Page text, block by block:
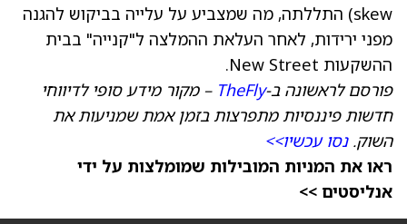
skew) התללתה, מה שמצביע על עלייה בביקוש להגנה
מפני ירידות, לאחר העלאת ההמלצה ל"קנייה" בבית
ההשקעות New Street.
פורסם לראשונה ב-TheFly – מקור מידע סופי לדיווחי
חדשות פיננסיות מתפרצות בזמן אמת שמניעות את
השוק.נסו עכשיו>>
ראו את המניות המובילות שמומלצות על ידי
אנליסטים >>